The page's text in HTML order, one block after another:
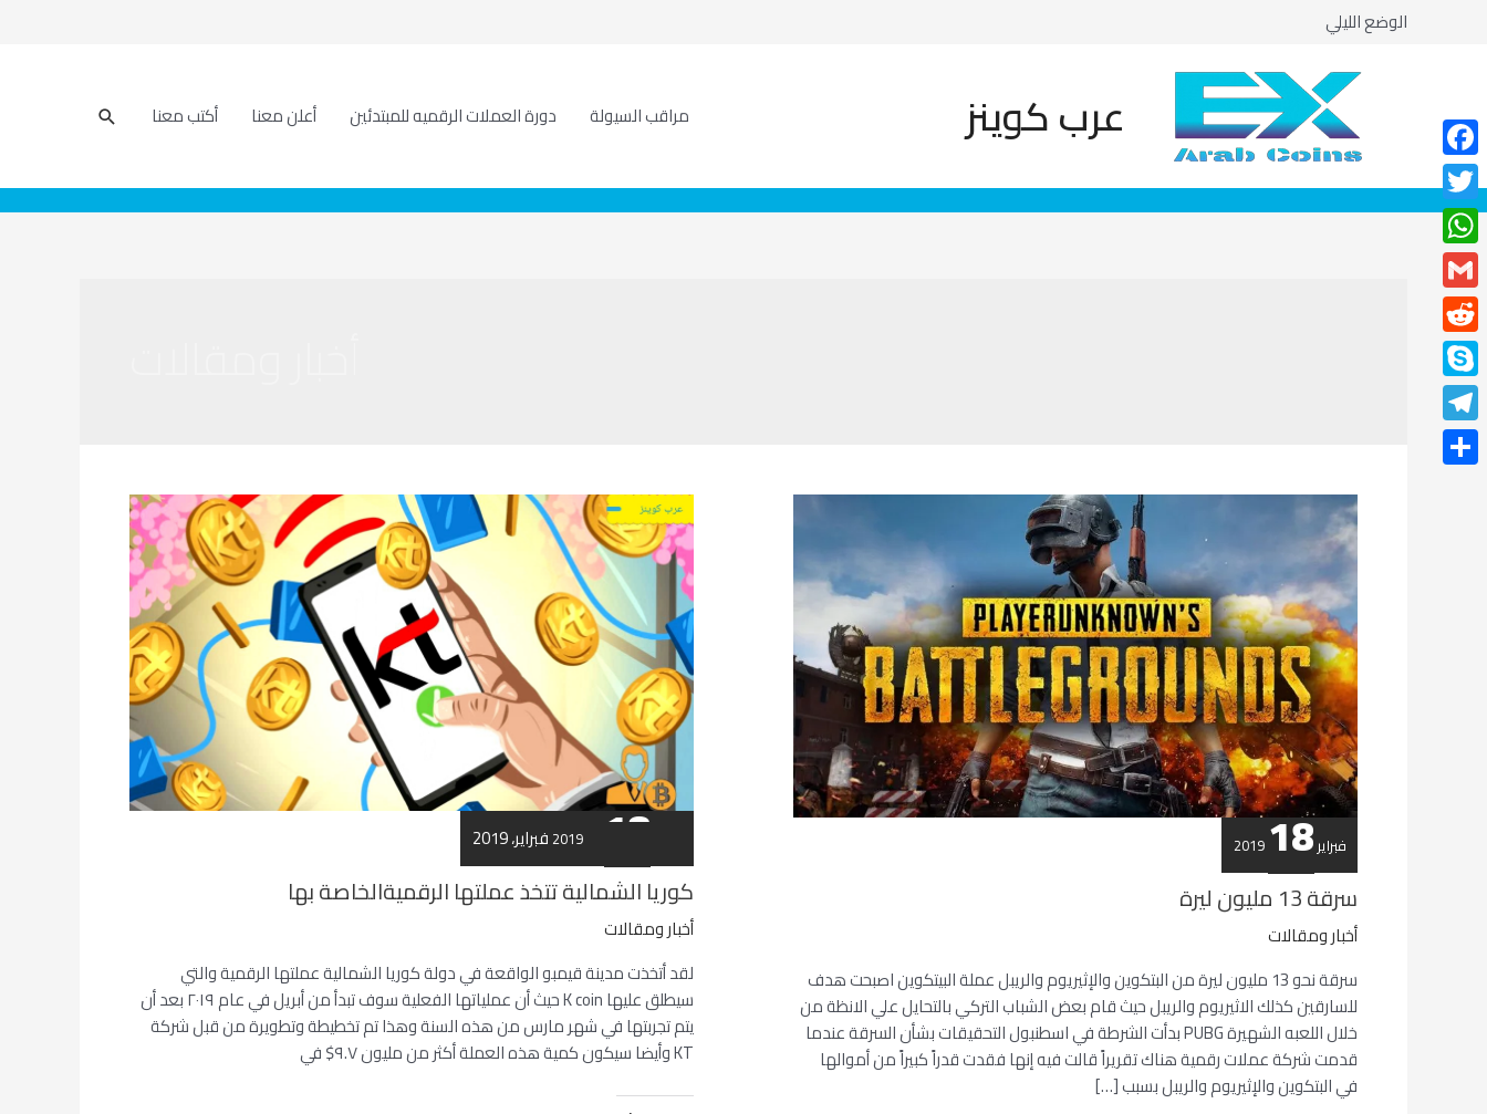
الوضع الليلي
عرب كوينز مراقب السيولة دورة العملات الرقميه للمبتدئين أعلن معنا أكتب معنا بحث
فبراير18
2019
سرقة 13 مليون ليرة
أخبار ومقالات
سرقة نحو 13 مليون ليرة من البتكوين والإثيريوم والريبل عملة البيتكوين اصبحت هدف
للسارقين كذلك الاثيريوم والريبل حيث قام بعض الشباب التركي بالتحايل علي الانظة من
خلال اللعبه الشهيرة PUBG بدأت الشرطة في اسطنبول التحقيقات بشأن السرقة عندما
قدمت شركة عملات رقمية هناك تقريراً قالت فيه إنها فقدت قدراً كبيراً من أموالها
في البتكوين والإثيريوم والريبل بسبب […]
سرقة
13
مليون
ليرة
18
201918 فبراير، 2019
كوريا الشمالية تتخذ عملتها الرقميةالخاصة بها
أخبار ومقالات
لقد أتخذت مدينة قيمبو الواقعة في دولة كوريا الشمالية عملتها الرقمية والتي
سيطلق عليها K coin حيث أن عملياتها الفعلية سوف تبدأ من أبريل في عام ٢٠١٩ بعد أن
يتم تجربتها في شهر مارس من هذه السنة وهذا تم تخطيطة وتطويرة من قبل شركة
KT وأيضا سيكون كمية هذه العملة أكثر من مليون ٩.٧$ في
كوريا
الشمالية
تتخذ
عملتها
الرقميةالخاصة
بها
Facebook
Twitter
WhatsApp
Gmail
Reddit
Skype
Telegram